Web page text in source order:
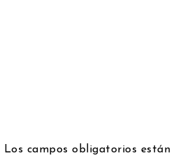
Los campos obligatorios están